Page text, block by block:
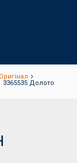
3365535 Долото